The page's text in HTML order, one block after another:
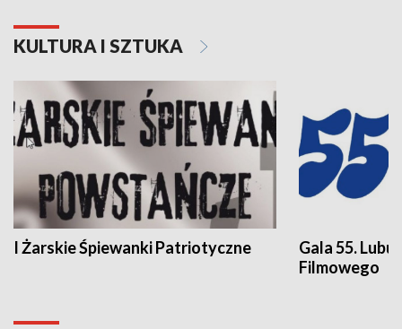
KULTURA I SZTUKA
I Żarskie Śpiewanki Patriotyczne
Gala 55.
Filmowego